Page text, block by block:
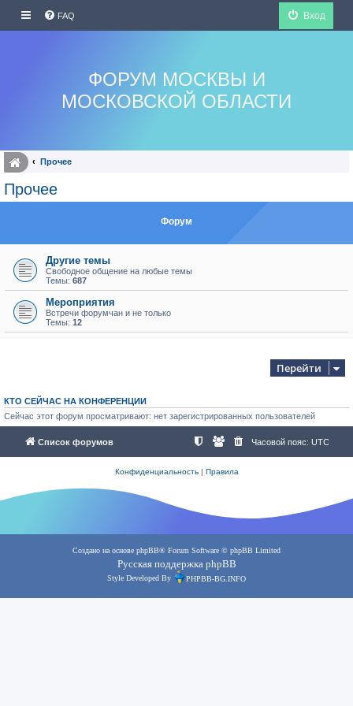
FAQ Вход
ФОРУМ МОСКВЫ И
МОСКОВСКОЙ ОБЛАСТИ
Прочее
Прочее
Форум
Другие темы
Свободное общение на любые темы
Темы: 687
Мероприятия
Встречи форумчан и не только
Темы: 12
Перейти
КТО СЕЙЧАС НА КОНФЕРЕНЦИИ
Сейчас этот форум просматривают: нет зарегистрированных пользователей
Список форумов Часовой пояс: UTC
Конфиденциальность| Правила
Создано на основе phpBB® Forum Software © phpBB Limited
Русская поддержка phpBB
Style Developed By PHPBB-BG.INFO